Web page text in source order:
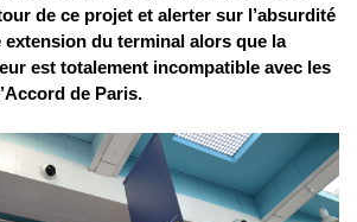
de ce projet et alerter sur l’absurdité
extension du terminal alors que la
est totalement incompatible avec les
de Paris.